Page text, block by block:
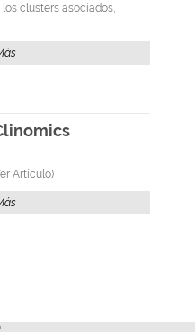
clusters asociados,
Artículo)